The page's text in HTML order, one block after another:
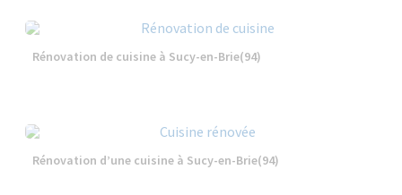
Rénovation de cuisine à Sucy-en-Brie(94)
Rénovation d’une cuisine à Sucy-en-Brie(94)